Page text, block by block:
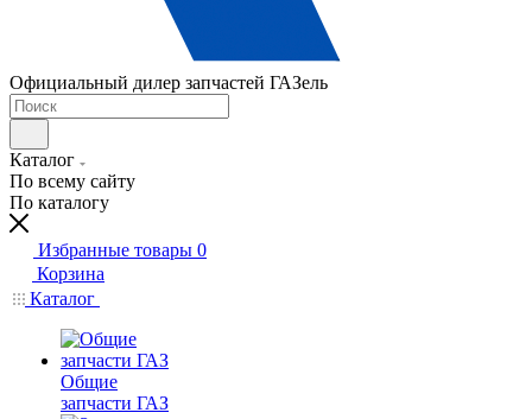
Официальный дилер запчастей ГАЗель
Каталог
По всему сайту
По каталогу
Избранные товары 0
Корзина
Каталог
Общие
запчасти ГАЗ